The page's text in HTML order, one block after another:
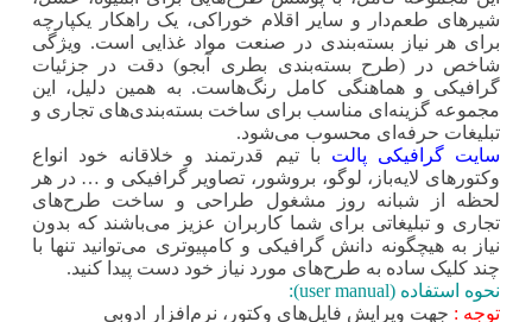
شیرهای طعم‌دار و سایر اقلام خوراکی، یک راهکار یکپارچه
برای هر نیاز بسته‌بندی در صنعت مواد غذایی است. ویژگی
شاخص در (طرح بسته‌بندی بطری آبجو) دقت در جزئیات
گرافیکی و هماهنگی کامل رنگ‌هاست. به همین دلیل، این
مجموعه گزینه‌ای مناسب برای ساخت بسته‌بندی‌های تجاری و
تبلیغات حرفه‌ای محسوب می‌شود.
سایت گرافیکی پالت با تیم قدرتمند و خلاقانه خود انواع
وکتورهای لایه‌باز، لوگو، بروشور، تصاویر گرافیکی و … در هر
لحظه از شبانه روز مشغول طراحی و ساخت طرح‌های
تجاری و تبلیغاتی برای شما کاربران عزیز می‌باشند که بدون
نیاز به هیچگونه دانش گرافیکی و کامپیوتری می‌توانید تنها با
چند کلیک ساده به طرح‌های مورد نیاز خود دست پیدا کنید.
نحوه استفاده (user manual):
توجه : جهت ویرایش فایل‌های وکتور، نرم‌افزار ادوبی